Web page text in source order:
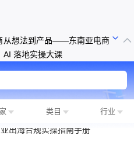
从想法到产品——东南亚电商
AI 落地实操大课
类目 行业
出海合规实操指南手册